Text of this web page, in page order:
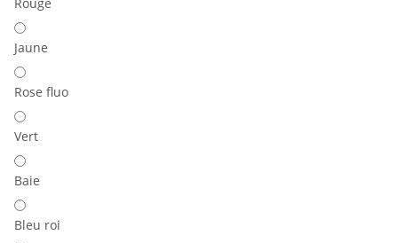
Jaune
Rose fluo
Vert
Baie
Bleu roi